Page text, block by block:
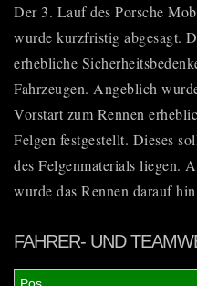
Der 3. Lauf des Porsche
wurde kurzfristig abgesagt.
erhebliche
Fahrzeugen. Angeblich
Vorstart zum Rennen
Felgen festgestellt. Dieses
des Felgenmaterials liegen.
wurde das Rennen darauf
FAHRER- UND